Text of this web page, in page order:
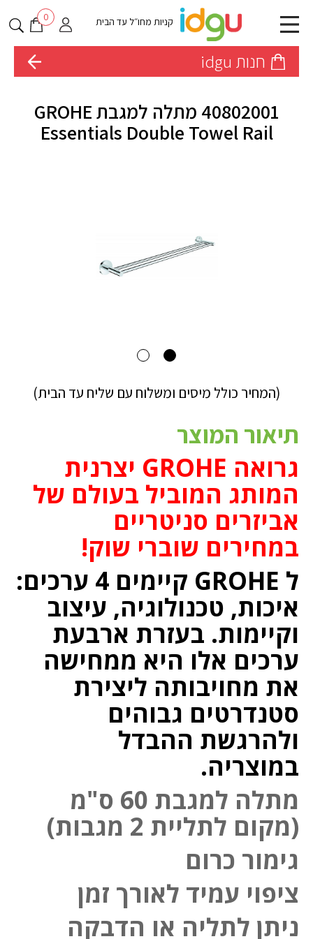
קניות מחו״ל עד הבית 0
חנות idgu
40802001 מתלה למגבת GROHE
Essentials Double Towel Rail
(המחיר כולל מיסים ומשלוח עם שליח עד הבית)
תיאור המוצר
גרואה GROHE יצרנית
המותג המוביל בעולם של
אביזרים סניטריים
במחירים שוברי שוק!
ל GROHE קיימים 4 ערכים:
איכות, טכנולוגיה, עיצוב
וקיימות. בעזרת ארבעת
ערכים אלו היא ממחישה
את מחויבותה ליצירת
סטנדרטים גבוהים
ולהרגשת ההבדל
במוצריה.
מתלה למגבת 60 ס"מ
(מקום לתליית 2 מגבות)
גימור כרום
ציפוי עמיד לאורך זמן
ניתן לתליה או הדבקה